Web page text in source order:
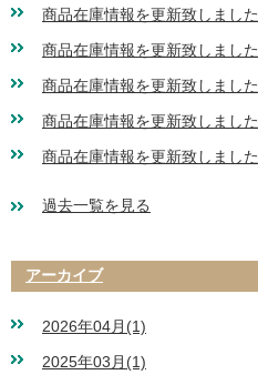
商品在庫情報を更新致しました
商品在庫情報を更新致しました
商品在庫情報を更新致しました
商品在庫情報を更新致しました
商品在庫情報を更新致しました
過去一覧を見る
アーカイブ
2026年04月(1)
2025年03月(1)